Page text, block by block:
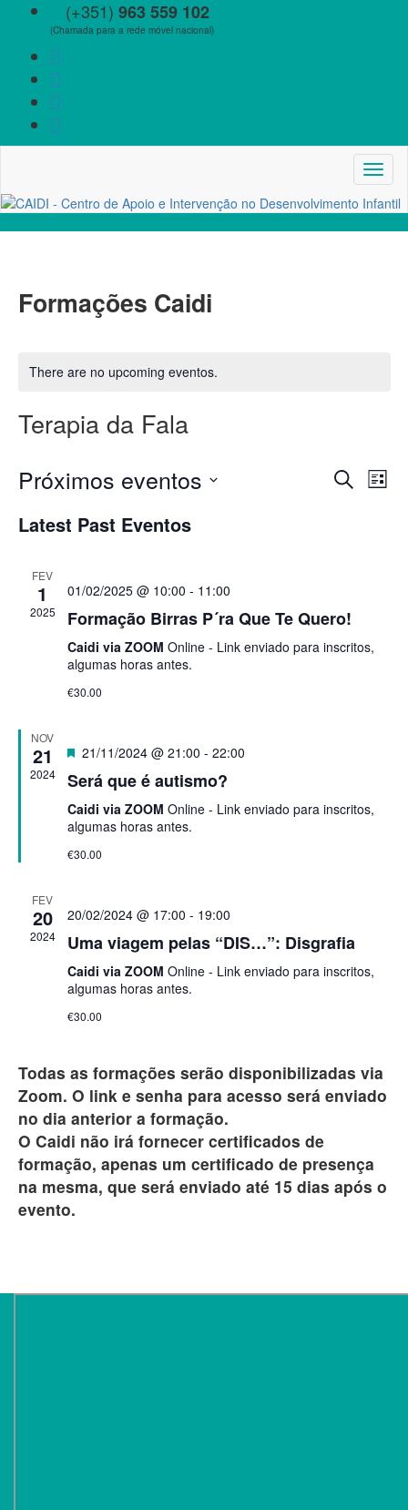
(+351) 963 559 102
(Chamada para a rede móvel nacional)
Formações Caidi
There are no upcoming eventos.
Terapia da Fala
Pesquisar
Lista
Próximos eventos
data
Latest Past Eventos
FEV
1
2025
01/02/2025 @ 10:00 - 11:00
Formação Birras P´ra Que Te Quero!
Caidi via ZOOM Online - Link enviado para inscritos,
algumas horas antes.
€30.00
NOV
21
2024
Featured
21/11/2024 @ 21:00 - 22:00
Será que é autismo?
Caidi via ZOOM Online - Link enviado para inscritos,
algumas horas antes.
€30.00
FEV
20
2024
20/02/2024 @ 17:00 - 19:00
Uma viagem pelas “DIS…”: Disgrafia
Caidi via ZOOM Online - Link enviado para inscritos,
algumas horas antes.
€30.00
Todas as formações serão disponibilizadas via
Zoom. O link e senha para acesso será enviado
no dia anterior a formação.
O Caidi não irá fornecer certificados de
formação, apenas um certificado de presença
na mesma, que será enviado até 15 dias após o
evento.